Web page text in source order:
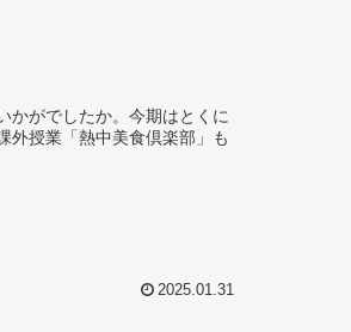
かがでしたか。今期はとくに
外授業「熱中美食倶楽部」も
2025.01.31